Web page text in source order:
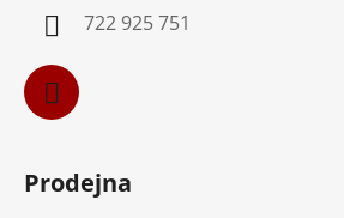
722 925 751
Prodejna